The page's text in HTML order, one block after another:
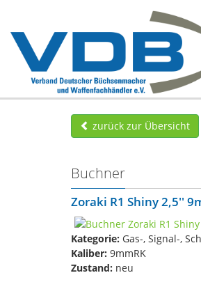
zurück zur Übersicht
Buchner
Zoraki R1 Shiny 2,5''
Kategorie: Gas-, Signal-,
Kaliber: 9mmRK
Zustand: neu